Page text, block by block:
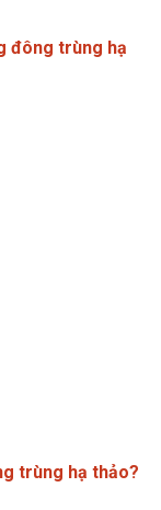
đông trùng hạ
trùng hạ thảo?